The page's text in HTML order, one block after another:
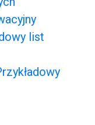
list